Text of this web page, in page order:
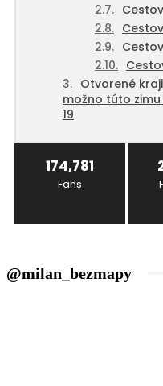
Otvorené
možno túto
19
174,781
Fans
@milan_bezmapy